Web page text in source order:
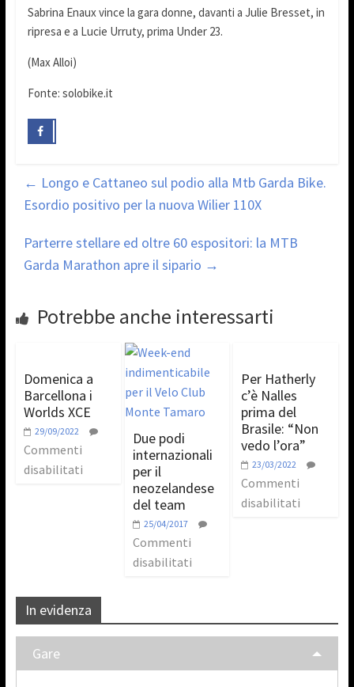
Sabrina Enaux vince la gara donne, davanti a Julie Bresset, in
ripresa e a Lucie Urruty, prima Under 23.
(Max Alloi)
Fonte: solobike.it
← Longo e Cattaneo sul podio alla Mtb Garda Bike.
Esordio positivo per la nuova Wilier 110X
Parterre stellare ed oltre 60 espositori: la MTB
Garda Marathon apre il sipario →
Potrebbe anche interessarti
Domenica a
Barcellona i
Worlds XCE
29/09/2022
Commenti
disabilitati
Due podi
internazionali
per il
neozelandese
del team
25/04/2017
Commenti
disabilitati
Per Hatherly
c’è Nalles
prima del
Brasile: “Non
vedo l’ora”
23/03/2022
Commenti
disabilitati
In evidenza
Gare